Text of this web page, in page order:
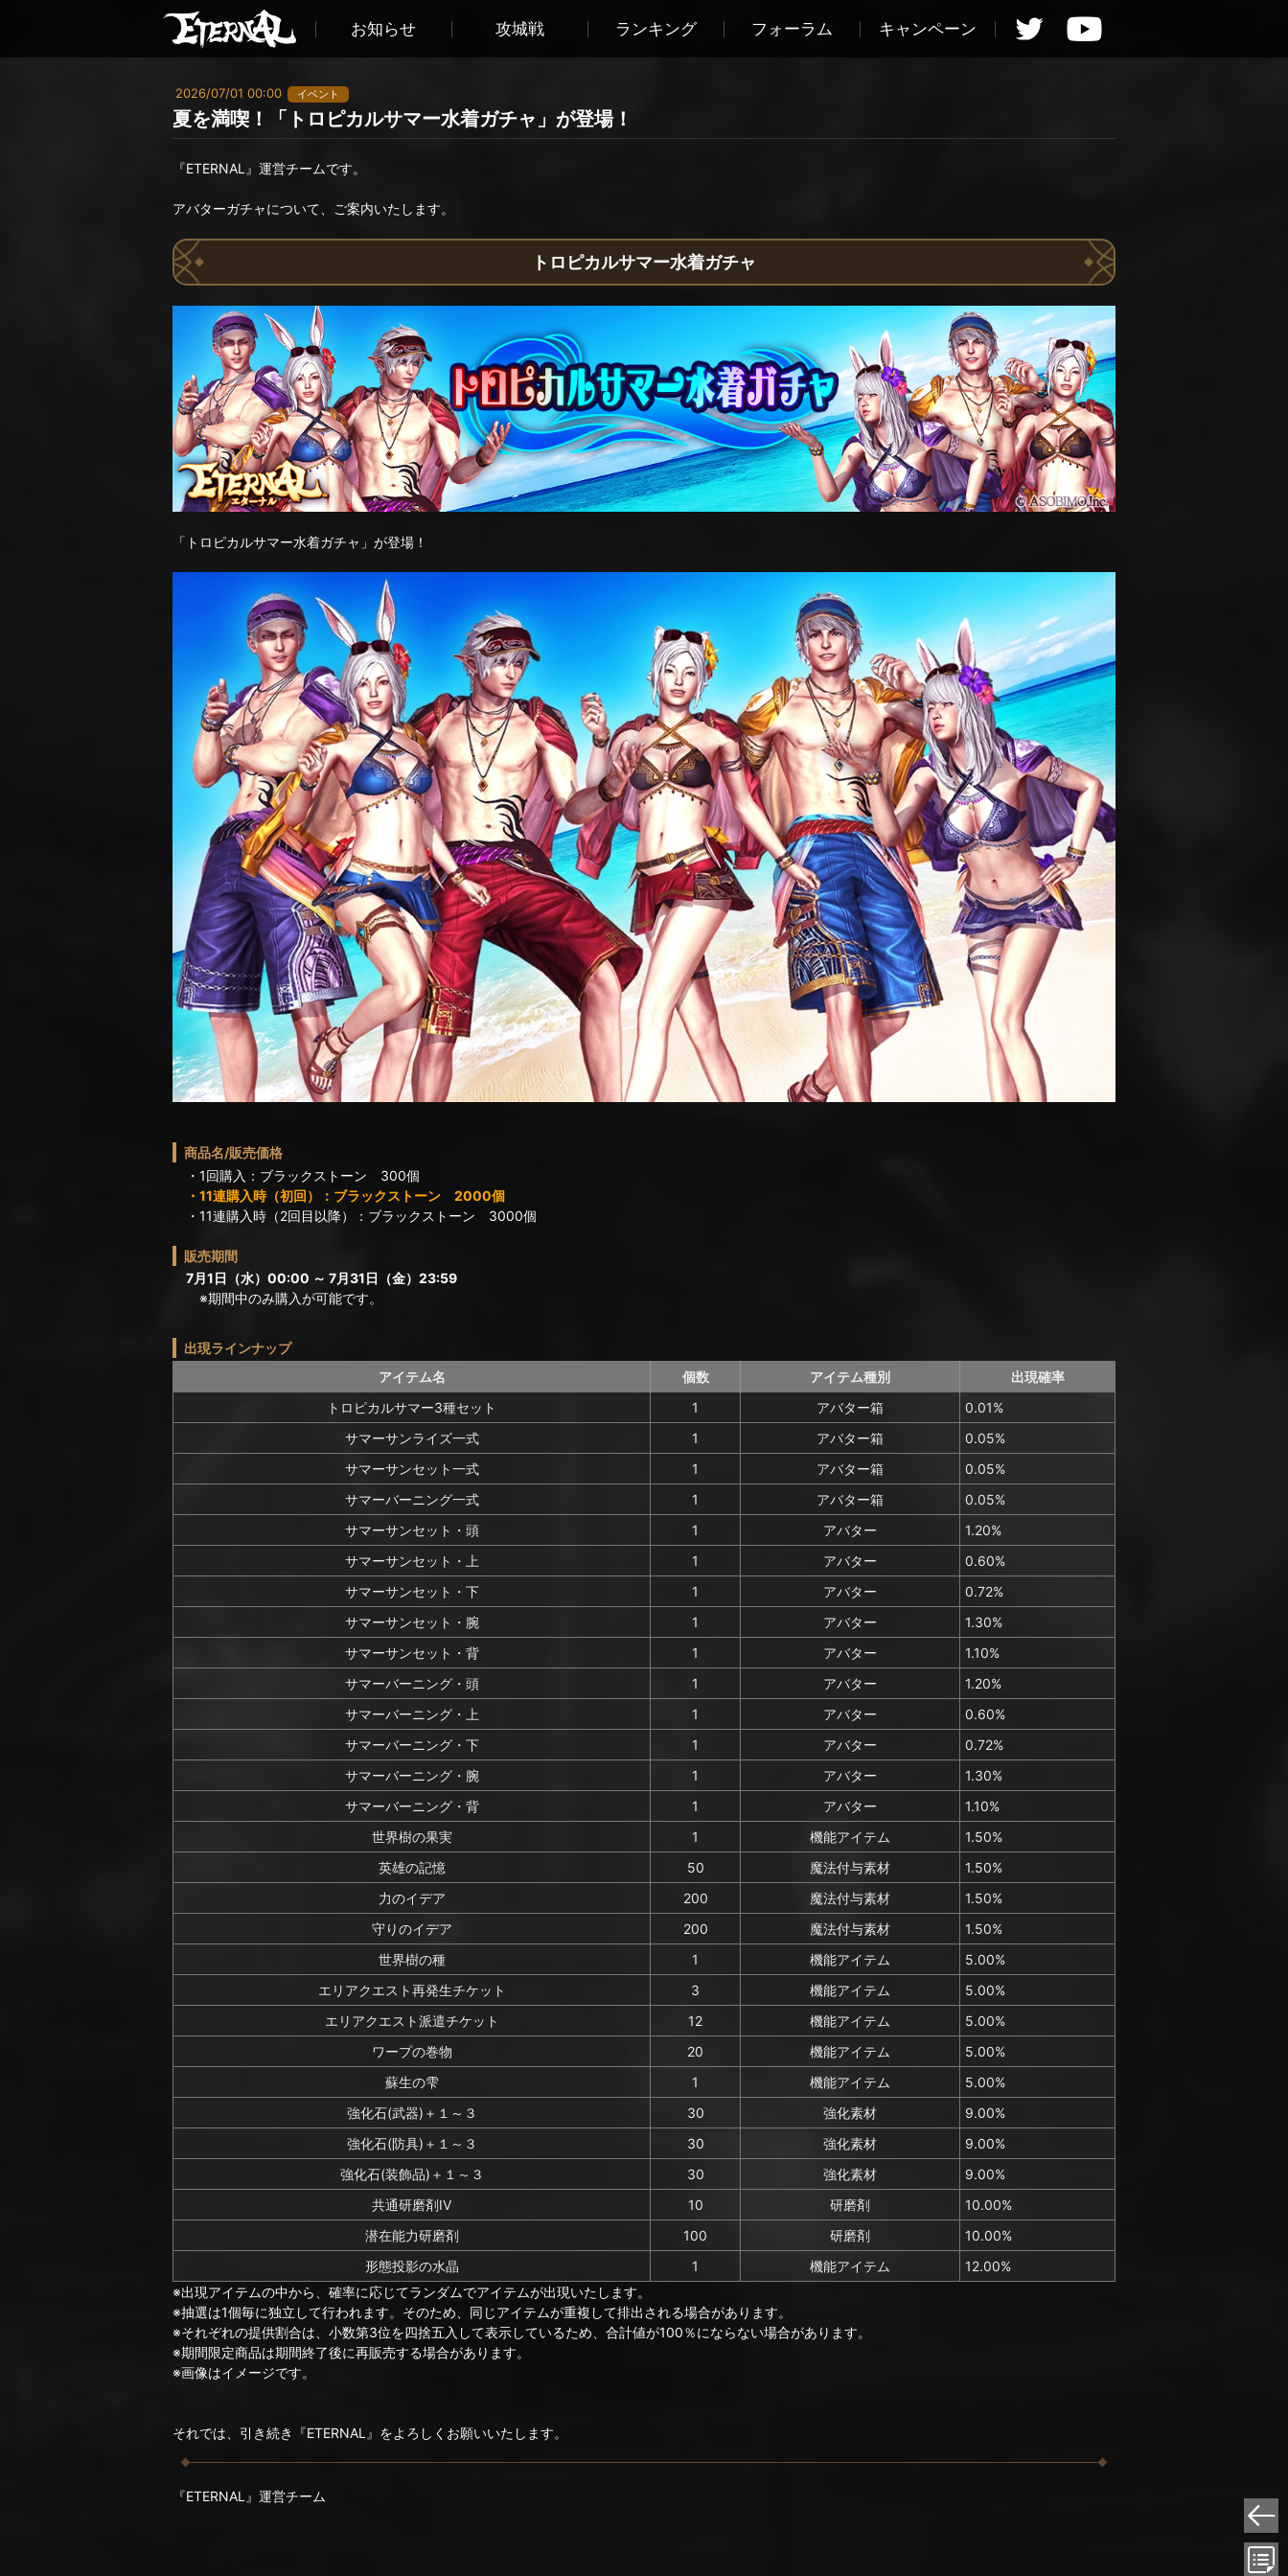
お知らせ 攻城戦 ランキング フォーラム キャンペーン
2026/07/01 00:00 イベント
夏を満喫！「トロピカルサマー水着ガチャ」が登場！
『ETERNAL』運営チームです。
アバターガチャについて、ご案内いたします。
トロピカルサマー水着ガチャ
「トロピカルサマー水着ガチャ」が登場！
商品名/販売価格
・1回購入：ブラックストーン 300個
・11連購入時（初回）：ブラックストーン 2000個
・11連購入時（2回目以降）：ブラックストーン 3000個
販売期間
7月1日（水）00:00 ～ 7月31日（金）23:59
※期間中のみ購入が可能です。
出現ラインナップ
アイテム名
個数 アイテム種別
出現確率
トロピカルサマー3種セット
1 アバター箱
0.01%
サマーサンライズ一式
1 アバター箱
0.05%
サマーサンセット一式
1 アバター箱
0.05%
サマーバーニング一式
1 アバター箱
0.05%
サマーサンセット・頭
1 アバター
1.20%
サマーサンセット・上
1 アバター
0.60%
サマーサンセット・下
1 アバター
0.72%
サマーサンセット・腕
1 アバター
1.30%
サマーサンセット・背
1 アバター
1.10%
サマーバーニング・頭
1 アバター
1.20%
サマーバーニング・上
1 アバター
0.60%
サマーバーニング・下
1 アバター
0.72%
サマーバーニング・腕
1 アバター
1.30%
サマーバーニング・背
1 アバター
1.10%
世界樹の果実
1 機能アイテム
1.50%
英雄の記憶
50 魔法付与素材
1.50%
力のイデア
200 魔法付与素材
1.50%
守りのイデア
200 魔法付与素材
1.50%
世界樹の種
1 機能アイテム
5.00%
エリアクエスト再発生チケット
3 機能アイテム
5.00%
エリアクエスト派遣チケット
12 機能アイテム
5.00%
ワープの巻物
20 機能アイテム
5.00%
蘇生の雫
1 機能アイテム
5.00%
強化石(武器)＋１～３
30 強化素材
9.00%
強化石(防具)＋１～３
30 強化素材
9.00%
強化石(装飾品)＋１～３
30 強化素材
9.00%
共通研磨剤IV
10 研磨剤
10.00%
潜在能力研磨剤
100 研磨剤
10.00%
形態投影の水晶
1 機能アイテム
12.00%
※出現アイテムの中から、確率に応じてランダムでアイテムが出現いたします。
※抽選は1個毎に独立して行われます。そのため、同じアイテムが重複して排出される場合があります。
※それぞれの提供割合は、小数第3位を四捨五入して表示しているため、合計値が100％にならない場合があります。
※期間限定商品は期間終了後に再販売する場合があります。
※画像はイメージです。
それでは、引き続き『ETERNAL』をよろしくお願いいたします。
『ETERNAL』運営チーム